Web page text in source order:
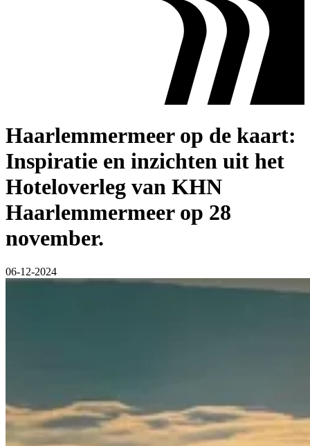
Haarlemmermeer op de kaart:
Inspiratie en inzichten uit het
Hoteloverleg van KHN
Haarlemmermeer op 28
november.
06-12-2024